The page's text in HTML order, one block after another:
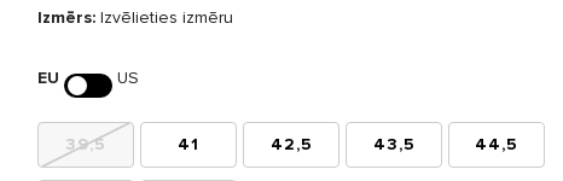
Izmērs: Izvēlieties izmēru
EU US
39,5 41 42,5 43,5 44,5